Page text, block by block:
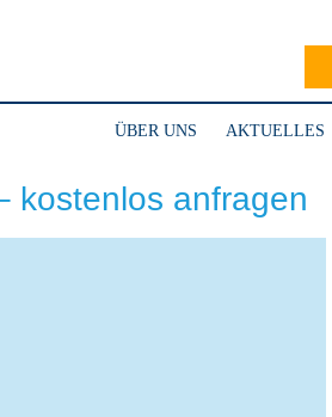
ÜBER UNS AKTUELLES
kostenlos anfragen